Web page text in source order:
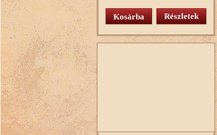
Részletek